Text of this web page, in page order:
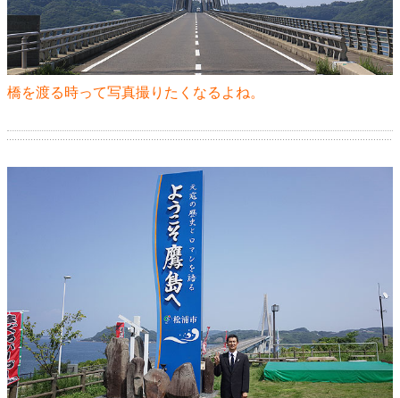
橋を渡る時って写真撮りたくなるよね。